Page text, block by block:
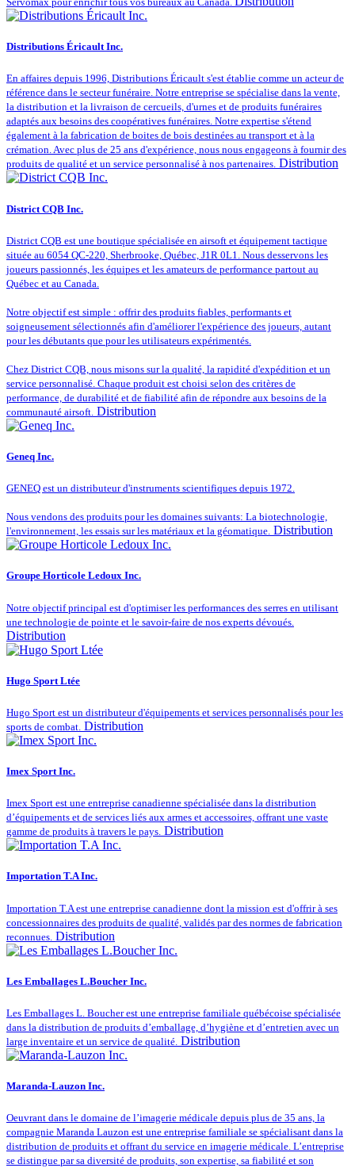
Distributions Éricault Inc.
En affaires depuis 1996, Distributions Éricault s'est établie comme un acteur de
référence dans le secteur funéraire. Notre entreprise se spécialise dans la vente,
la distribution et la livraison de cercueils, d'urnes et de produits funéraires
adaptés aux besoins des coopératives funéraires. Notre expertise s'étend
également à la fabrication de boites de bois destinées au transport et à la
crémation. Avec plus de 25 ans d'expérience, nous nous engageons à fournir des
produits de qualité et un service personnalisé à nos partenaires. Distribution
District CQB Inc.
District CQB est une boutique spécialisée en airsoft et équipement tactique
située au 6054 QC-220, Sherbrooke, Québec, J1R 0L1. Nous desservons les
joueurs passionnés, les équipes et les amateurs de performance partout au
Québec et au Canada.
Notre objectif est simple : offrir des produits fiables, performants et
soigneusement sélectionnés afin d'améliorer l'expérience des joueurs, autant
pour les débutants que pour les utilisateurs expérimentés.
Chez District CQB, nous misons sur la qualité, la rapidité d'expédition et un
service personnalisé. Chaque produit est choisi selon des critères de
performance, de durabilité et de fiabilité afin de répondre aux besoins de la
communauté airsoft. Distribution
Geneq Inc.
GENEQ est un distributeur d'instruments scientifiques depuis 1972.
Nous vendons des produits pour les domaines suivants: La biotechnologie,
l'environnement, les essais sur les matériaux et la géomatique. Distribution
Groupe Horticole Ledoux Inc.
Notre objectif principal est d'optimiser les performances des serres en utilisant
une technologie de pointe et le savoir-faire de nos experts dévoués.
Distribution
Hugo Sport Ltée
Hugo Sport est un distributeur d'équipements et services personnalisés pour les
sports de combat. Distribution
Imex Sport Inc.
Imex Sport est une entreprise canadienne spécialisée dans la distribution
d’équipements et de services liés aux armes et accessoires, offrant une vaste
gamme de produits à travers le pays. Distribution
Importation T.A Inc.
Importation T.A est une entreprise canadienne dont la mission est d'offrir à ses
concessionnaires des produits de qualité, validés par des normes de fabrication
reconnues. Distribution
Les Emballages L.Boucher Inc.
Les Emballages L. Boucher est une entreprise familiale québécoise spécialisée
dans la distribution de produits d’emballage, d’hygiène et d’entretien avec un
large inventaire et un service de qualité. Distribution
Maranda-Lauzon Inc.
Oeuvrant dans le domaine de l’imagerie médicale depuis plus de 35 ans, la
compagnie Maranda Lauzon est une entreprise familiale se spécialisant dans la
distribution de produits et offrant du service en imagerie médicale. L’entreprise
se distingue par sa diversité de produits, son expertise, sa fiabilité et son